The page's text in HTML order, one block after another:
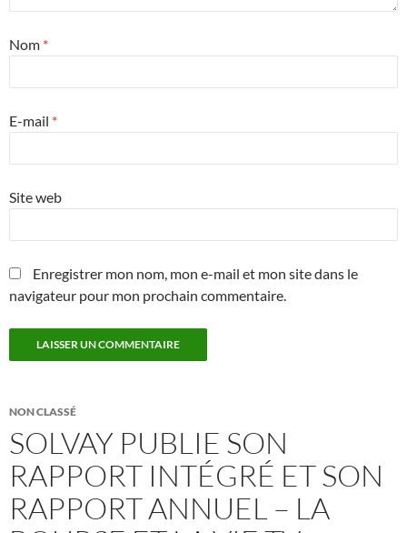
Nom *
E-mail *
Site web
Enregistrer mon nom, mon e-mail et mon site dans le
navigateur pour mon prochain commentaire.
NON CLASSÉ
SOLVAY PUBLIE SON
RAPPORT INTÉGRÉ ET SON
RAPPORT ANNUEL – LA